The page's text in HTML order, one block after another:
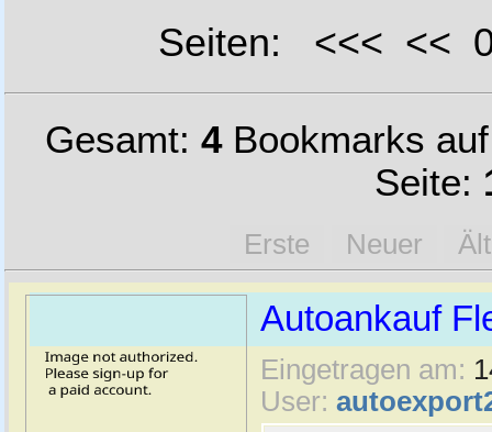
Seiten: <<< <<
Gesamt: 4Bookmarks
Seite:
Erste Neuer
Autoankauf
Eingetragen am:
User: